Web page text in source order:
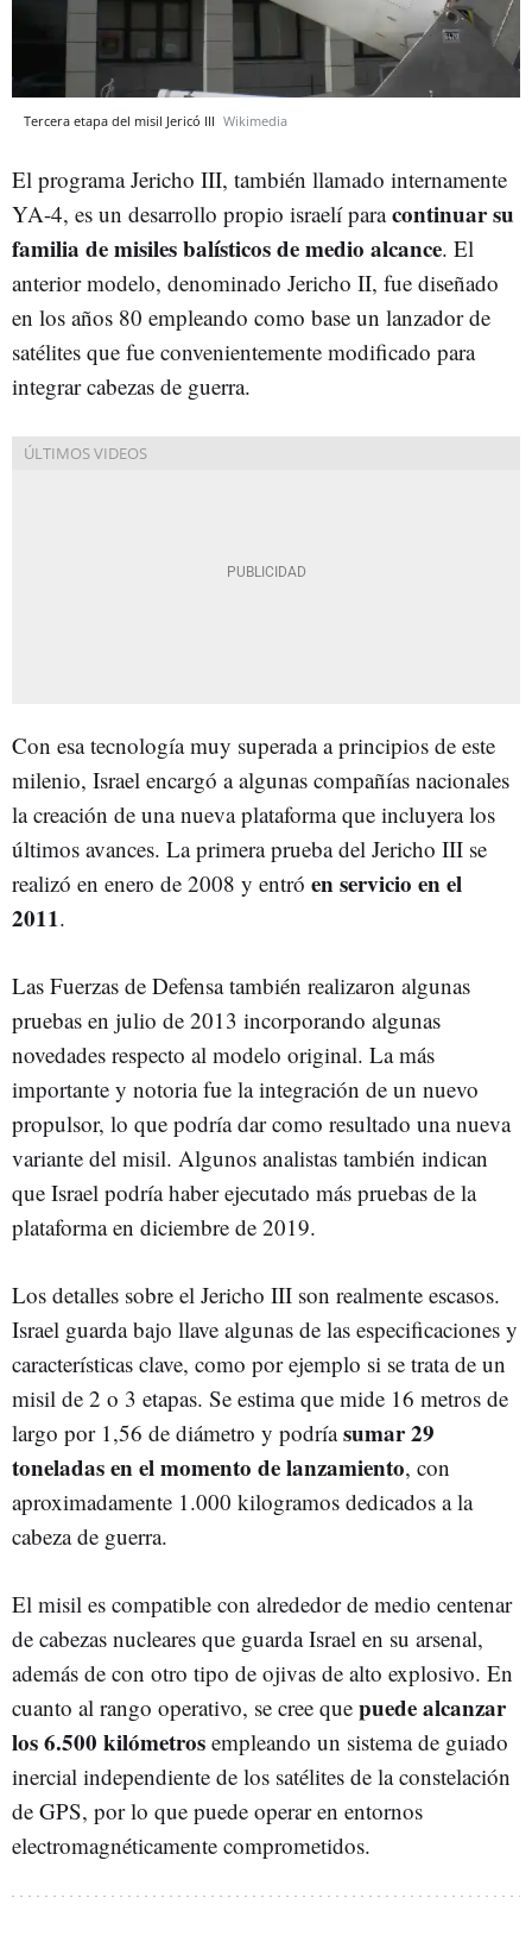
Tercera etapa del misil Jericó III Wikimedia
El programa Jericho III, también llamado internamente
YA-4, es un desarrollo propio israelí paracontinuar su
familia de misiles balísticos de medio alcance. El
anterior modelo, denominado Jericho II, fue diseñado
en los años 80 empleando como base un lanzador de
satélites que fue convenientemente modificado para
integrar cabezas de guerra.
Con esa tecnología muy superada a principios de este
milenio, Israel encargó a algunas compañías nacionales
la creación de una nueva plataforma que incluyera los
últimos avances. La primera prueba del Jericho III se
realizó en enero de 2008 y entró en servicio en el
2011.
Las Fuerzas de Defensa también realizaron algunas
pruebas en julio de 2013 incorporando algunas
novedades respecto al modelo original. La más
importante y notoria fue la integración de un nuevo
propulsor, lo que podría dar como resultado una nueva
variante del misil. Algunos analistas también indican
que Israel podría haber ejecutado más pruebas de la
plataforma en diciembre de 2019.
Los detalles sobre el Jericho III son realmente escasos.
Israel guarda bajo llave algunas de las especificaciones y
características clave, como por ejemplo si se trata de un
misil de 2 o 3 etapas. Se estima que mide 16 metros de
largo por 1,56 de diámetro y podríasumar 29
toneladas en el momento de lanzamiento, con
aproximadamente 1.000 kilogramos dedicados a la
cabeza de guerra.
El misil es compatible con alrededor de medio centenar
de cabezas nucleares que guarda Israel en su arsenal,
además de con otro tipo de ojivas de alto explosivo. En
cuanto al rango operativo, se cree que puede alcanzar
los 6.500 kilómetros empleando un sistema de guiado
inercial independiente de los satélites de la constelación
de GPS, por lo que puede operar en entornos
electromagnéticamente comprometidos.